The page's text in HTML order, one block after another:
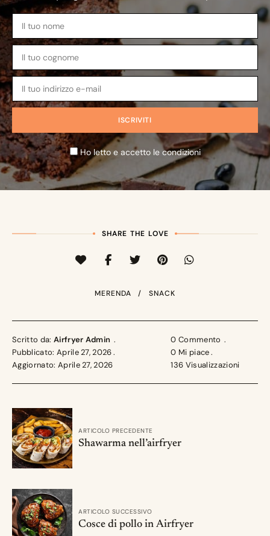
Ho letto e accetto le condizioni
SHARE THE LOVE
MERENDA SNACK
Scritto da: Airfryer Admin
Pubblicato: Aprile 27, 2026
Aggiornato: Aprile 27, 2026
0 Commento
0 Mi piace
136 Visualizzazioni
ARTICOLO PRECEDENTE
Shawarma nell’airfryer
ARTICOLO SUCCESSIVO
Cosce di pollo in Airfryer